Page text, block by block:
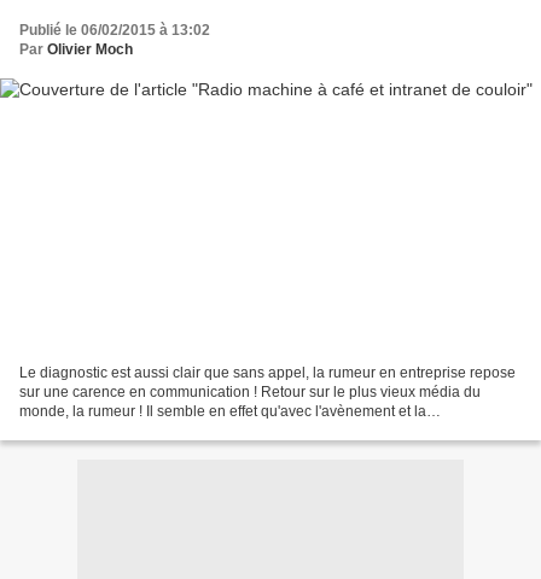
Publié le 06/02/2015 à 13:02
Par Olivier Moch
Le diagnostic est aussi clair que sans appel, la rumeur en entreprise repose
sur une carence en communication ! Retour sur le plus vieux média du
monde, la rumeur ! Il semble en effet qu'avec l'avènement et la